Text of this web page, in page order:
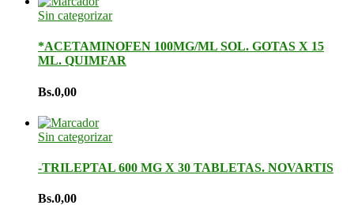
Sin categorizar
*ACETAMINOFEN 100MG/ML SOL. GOTAS X 15
ML. QUIMFAR
Bs.0,00
Sin categorizar
-TRILEPTAL 600 MG X 30 TABLETAS. NOVARTIS
Bs.0,00